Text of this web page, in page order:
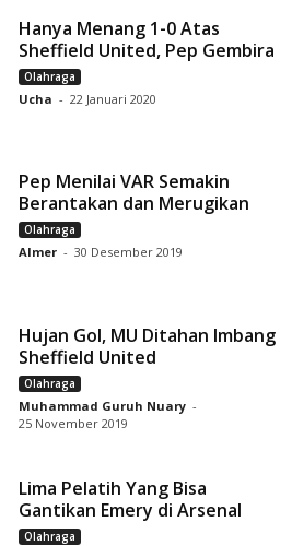
Hanya Menang 1-0 Atas
Sheffield United, Pep Gembira
Olahraga
Ucha - 22 Januari 2020
Pep Menilai VAR Semakin
Berantakan dan Merugikan
Olahraga
Almer - 30 Desember 2019
Hujan Gol, MU Ditahan Imbang
Sheffield United
Olahraga
Muhammad Guruh Nuary -
25 November 2019
Lima Pelatih Yang Bisa
Gantikan Emery di Arsenal
Olahraga